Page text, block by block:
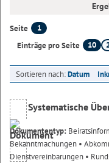
Seite
1
Einträge pro Seite
10
Sortieren nach:Datum
Systematische
Dokumententyp:
Bekanntmachungen •
Dienstvereinbarungen •